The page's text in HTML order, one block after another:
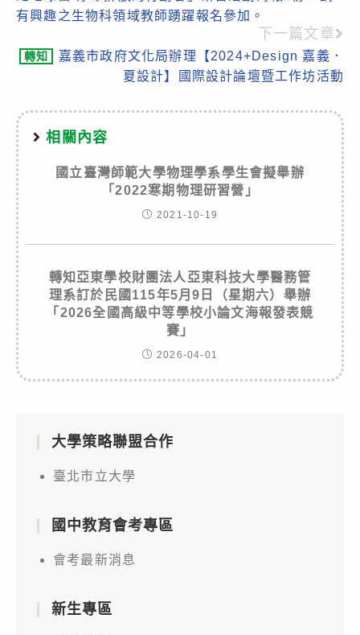
articles
有興趣之生物科領域教師踴躍報名參加。
下一篇文章
轉知
嘉義市政府文化局辦理【2024+Design 嘉義．
夏設計】國際設計論壇暨工作坊活動
相關內容
國立臺灣師範大學物理學系學生會擬舉辦
「2022寒期物理研習營」
2021-10-19
轉知亞東學校財團法人亞東科技大學醫務管
理系訂於民國115年5月9日（星期六）舉辦
「2026全國高級中等學校小論文海報發表競
賽」
2026-04-01
大學策略聯盟合作
臺北市立大學
國中教育會考專區
會考最新消息
新生專區